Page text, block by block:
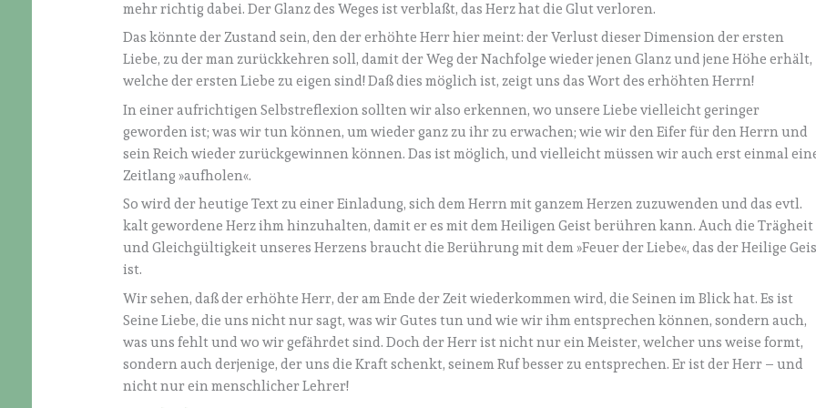
mehr richtig dabei. Der Glanz des Weges ist verblaßt, das Herz hat die Glut verloren.
Das könnte der Zustand sein, den der erhöhte Herr hier meint: der Verlust dieser Dimension der ersten
Liebe, zu der man zurückkehren soll, damit der Weg der Nachfolge wieder jenen Glanz und jene Höhe erhält,
welche der ersten Liebe zu eigen sind! Daß dies möglich ist, zeigt uns das Wort des erhöhten Herrn!
In einer aufrichtigen Selbstreflexion sollten wir also erkennen, wo unsere Liebe vielleicht geringer
geworden ist; was wir tun können, um wieder ganz zu ihr zu erwachen; wie wir den Eifer für den Herrn und
sein Reich wieder zurückgewinnen können. Das ist möglich, und vielleicht müssen wir auch erst einmal
Zeitlang »aufholen«.
So wird der heutige Text zu einer Einladung, sich dem Herrn mit ganzem Herzen zuzuwenden und das evtl.
kalt gewordene Herz ihm hinzuhalten, damit er es mit dem Heiligen Geist berühren kann. Auch die Trägheit
und Gleichgültigkeit unseres Herzens braucht die Berührung mit dem »Feuer der Liebe«, das der Heilige
ist.
Wir sehen, daß der erhöhte Herr, der am Ende der Zeit wiederkommen wird, die Seinen im Blick hat. Es ist
Seine Liebe, die uns nicht nur sagt, was wir Gutes tun und wie wir ihm entsprechen können, sondern auch,
was uns fehlt und wo wir gefährdet sind. Doch der Herr ist nicht nur ein Meister, welcher uns weise formt,
sondern auch derjenige, der uns die Kraft schenkt, seinem Ruf besser zu entsprechen. Er ist der Herr – und
nicht nur ein menschlicher Lehrer!